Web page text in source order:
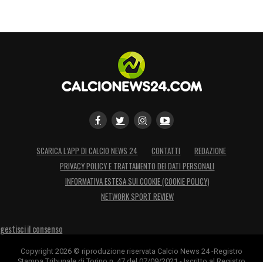
SCARICA L’APP DI CALCIO NEWS 24 CONTATTI
REDAZIONE
PRIVACY POLICY E TRATTAMENTO DEI DATI PERSONALI
INFORMATIVA ESTESA SUI COOKIE (COOKIE POLICY)
NETWORK SPORT REVIEW
gestisci il consenso
Copyright 2026 © riproduzione riservata Calcio News 24 -Registro